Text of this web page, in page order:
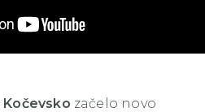
Kočevsko začelo novo